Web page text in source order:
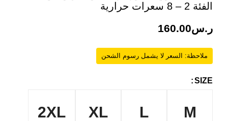
الفئة 2 – 8 سعرات حرارية
ر.س160.00
ملاحظة: السعر لا يشمل رسوم الشحن
SIZE
M
L
XL
2XL